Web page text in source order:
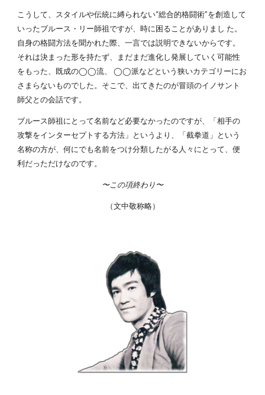
こうして、スタイルや伝統に縛られない“総合的格闘術”を創造して
いったブルース・リー師祖ですが、時に困ることがありまし た。
自身の格闘方法を聞かれた際、一言では説明できないからです。
それは決まった形を持たず、まだまだ進化し発展していく可能性
をもった、既成の◯◯流、 ◯◯派などという狭いカテゴリーにお
さまらないものでした。そこで、出てきたのが冒頭のイノサント
師父との会話です。
ブルース師祖にとって名前など必要なかったのですが、「相手の
攻撃をインターセプトする方法」というより、「截拳道」という
名称の方が、何にでも名前をつけ分類したがる人々にとって、便
利だっただけなのです。
〜この項終わり〜
（文中敬称略）